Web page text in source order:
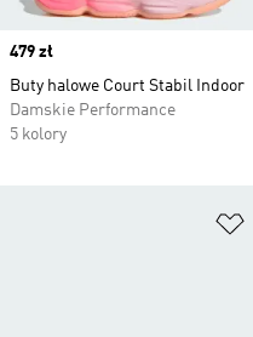
Price
479 zł
Buty halowe Court Stabil Indoor
Damskie Performance
5 kolory